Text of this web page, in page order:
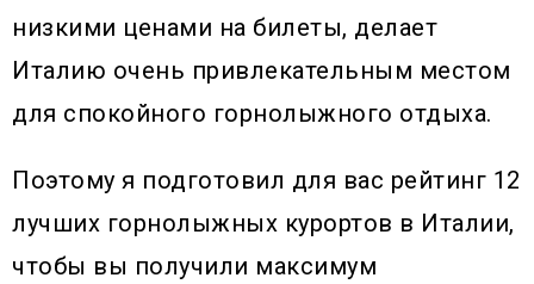
низкими ценами на билеты, делает
Италию очень привлекательным местом
для спокойного горнолыжного отдыха.
Поэтому я подготовил для вас рейтинг 12
лучших горнолыжных курортов в Италии,
чтобы вы получили максимум